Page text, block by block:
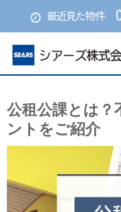
最近見た物件
公租公課とは？
ントをご紹介